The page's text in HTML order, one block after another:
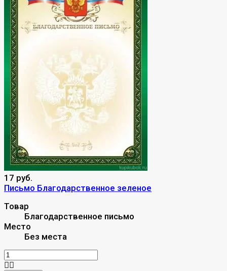
17 руб.
Письмо Благодарственное зеленое
Товар
Благодарственное письмо
Место
Без места